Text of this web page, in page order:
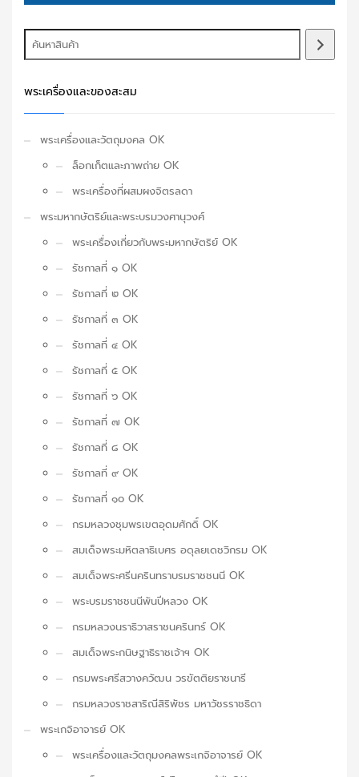
พระเครื่องและของสะสม
พระเครื่องและวัตถุมงคล OK
ล็อกเก็ตและภาพถ่าย OK
พระเครื่องที่ผสมผงจิตรลดา
พระมหากษัตริย์และพระบรมวงศานุวงศ์
พระเครื่องเกี่ยวกับพระมหากษัตริย์ OK
รัชกาลที่ ๑ OK
รัชกาลที่ ๒ OK
รัชกาลที่ ๓ OK
รัชกาลที่ ๔ OK
รัชกาลที่ ๕ OK
รัชกาลที่ ๖ OK
รัชกาลที่ ๗ OK
รัชกาลที่ ๘ OK
รัชกาลที่ ๙ OK
รัชกาลที่ ๑๐ OK
กรมหลวงชุมพรเขตอุดมศักดิ์ OK
สมเด็จพระมหิตลาธิเบศร อดุลยเดชวิกรม OK
สมเด็จพระศรีนครินทราบรมราชชนนี OK
พระบรมราชชนนีพันปีหลวง OK
กรมหลวงนราธิวาสราชนครินทร์ OK
สมเด็จพระกนิษฐาธิราชเจ้าฯ OK
กรมพระศรีสวางควัฒน วรขัตติยราชนารี
กรมหลวงราชสาริณีสิริพัชร มหาวัชรราชธิดา
พระเกจิอาจารย์ OK
พระเครื่องและวัตถุมงคลพระเกจิอาจารย์ OK